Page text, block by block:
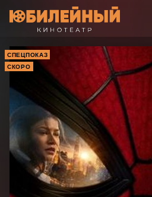
СПЕЦПОКАЗ
СКОРО